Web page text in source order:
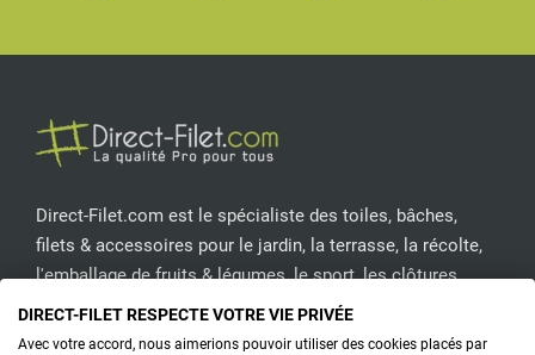
Direct-Filet.com est le spécialiste des toiles, bâches,
filets & accessoires pour le jardin, la terrasse, la récolte,
l'emballage de fruits & légumes, le sport, les clôtures...
CONTACTEZ-NOUS
DIRECT-FILET RESPECTE VOTRE VIE PRIVÉE
Avec votre accord, nous aimerions pouvoir utiliser des cookies placés par